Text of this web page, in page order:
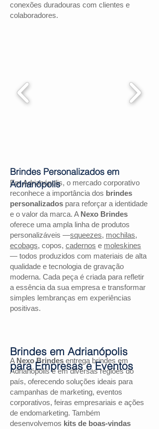
conexões duradouras com clientes e
colaboradores.
Em Adrianópolis, o mercado corporativo
reconhece a importância dos brindes
personalizados para reforçar a identidade
e o valor da marca. A Nexo Brindes
oferece uma ampla linha de produtos
personalizáveis —squeezes, mochilas,
ecobags, copos, cadernos e moleskines
— todos produzidos com materiais de alta
qualidade e tecnologia de gravação
moderna. Cada peça é criada para refletir
a essência da sua empresa e transformar
simples lembranças em experiências
positivas.
A Nexo Brindes entrega brindes em
Adrianópolis e em diversas regiões do
país, oferecendo soluções ideais para
campanhas de marketing, eventos
corporativos, feiras empresariais e ações
de endomarketing. Também
desenvolvemos kits de boas-vindas
Brindes Personalizados em
Adrianópolis
Brindes em Adrianópolis
para Empresas e Eventos